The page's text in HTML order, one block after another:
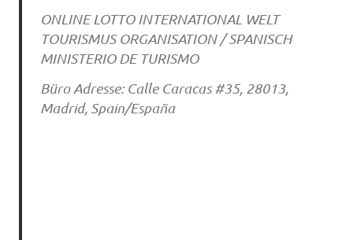
ONLINE LOTTO INTERNATIONAL WELT
TOURISMUS ORGANISATION / SPANISCH
MINISTERIO DE TURISMO
Büro Adresse: Calle Caracas #35, 28013,
Madrid, Spain/España